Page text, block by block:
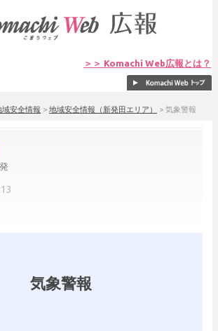
＞＞ Komachi Web広報とは？
域安全情報 > 地域安全情報（新発田エリア） > 気象警報
気象警報